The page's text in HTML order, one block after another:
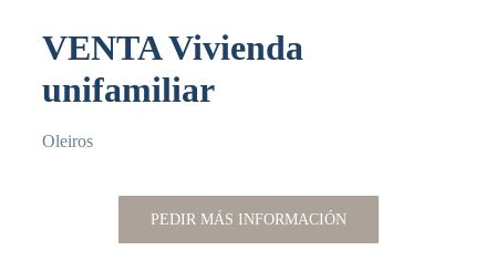
VENTAVivienda
unifamiliar
Oleiros
PEDIR MÁS INFORMACIÓN